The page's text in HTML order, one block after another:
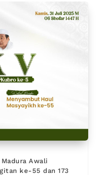
Awali
ke-55 dan 173